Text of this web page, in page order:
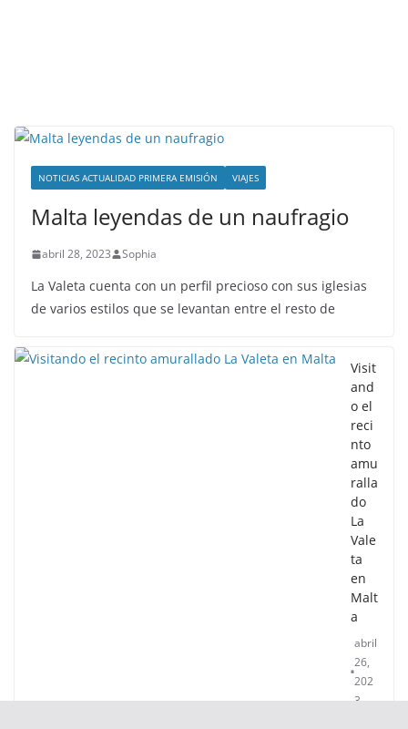
NOTICIAS ACTUALIDAD PRIMERA EMISIÓN VIAJES
Malta leyendas de un naufragio
abril 28, 2023 Sophia
La Valeta cuenta con un perfil precioso con sus iglesias
de varios estilos que se levantan entre el resto de
Visit
and
o el
reci
nto
amu
ralla
do
La
Vale
ta
en
Malt
a
abril
26,
202
3